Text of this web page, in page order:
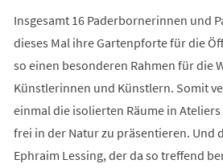
Insgesamt 16 Paderbornerinnen und
dieses Mal ihre Gartenpforte für die
so einen besonderen Rahmen für die
Künstlerinnen und Künstlern. Somit
einmal die isolierten Räume in
frei in der Natur zu präsentieren. Und
Ephraim Lessing, der da so treffend